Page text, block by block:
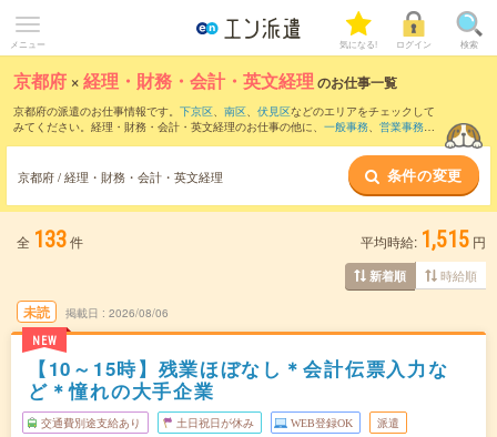
メニュー 気になる! ログイン 検索
京都府 ×経理・財務・会計・英文経理 のお仕事一覧
京都府の派遣のお仕事情報です。 下京区、 南区、 伏見区などのエリアをチェックして
みてください。経理・財務・会計・英文経理のお仕事の他に、 一般事務、 営業事務、
などのこだわり条件で絞り込んでいただけます。職種辞典：経理・財務・会
計・英文経理のお仕事とは？とは？
京都府 / 経理・財務・会計・英文経理 条件の変更
全 133件 平均時給: 1,515 円
新着順 時給順
未読
NEW
掲載日 2026/08/06
【10～15時】残業ほぼなし＊会計伝票入力な
ど＊憧れの大手企業
交通費別途支給あり 土日祝日が休み WEB登録OK 派遣